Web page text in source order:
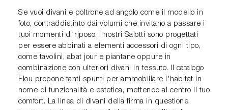
Se vuoi divani e poltrone ad angolo come il modello in
foto, contraddistinto dai volumi che invitano a passare i
tuoi momenti di riposo. I nostri Salotti sono progettati
per essere abbinati a elementi accessori di ogni tipo,
come tavolini, abat jour e piantane oppure in
combinazione con ulteriori divani in tessuto. Il catalogo
Flou propone tanti spunti per ammobiliare l'habitat in
nome di funzionalità e estetica, mettendo al centro il tuo
comfort. La linea di divani della firma in questione